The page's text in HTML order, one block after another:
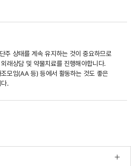
주 상태를 계속 유지하는 것이 중요하므로
래상담 및 약물치료를 진행해야합니다.
모임(AA 등) 등에서 활동하는 것도 좋은
.